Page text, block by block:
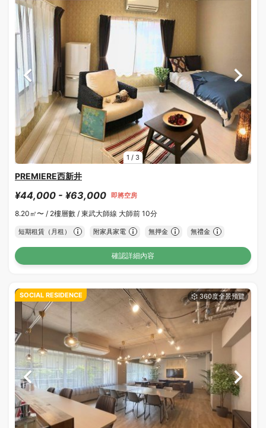
1 / 3
PREMIERE西新井
¥44,000 - ¥63,000 即將空房
8.20㎡〜 / 2樓層數 / 東武大師線 大師前 10分
短期租賃（月租） 附家具家電 無押金 無禮金
確認詳細內容
SOCIAL RESIDENCE